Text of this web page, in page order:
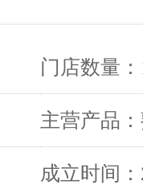
门店数量
主营产品
成立时间